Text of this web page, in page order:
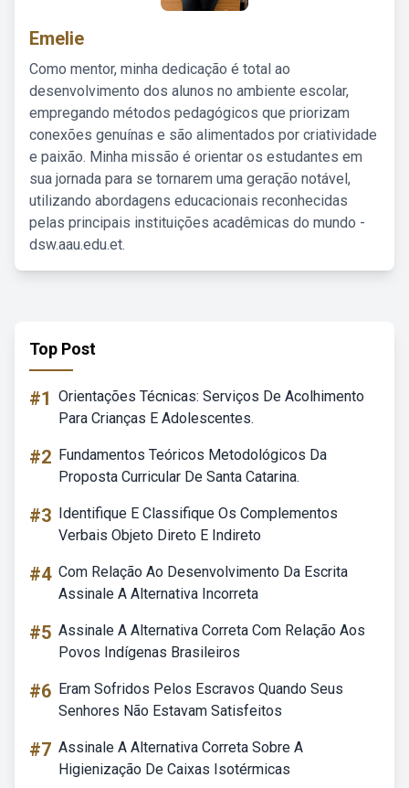
Emelie
Como mentor, minha dedicação é total ao
desenvolvimento dos alunos no ambiente escolar,
empregando métodos pedagógicos que priorizam
conexões genuínas e são alimentados por criatividade
e paixão. Minha missão é orientar os estudantes em
sua jornada para se tornarem uma geração notável,
utilizando abordagens educacionais reconhecidas
pelas principais instituições acadêmicas do mundo -
dsw.aau.edu.et.
Top Post
#1 Orientações Técnicas: Serviços De Acolhimento
Para Crianças E Adolescentes.
#2 Fundamentos Teóricos Metodológicos Da
Proposta Curricular De Santa Catarina.
#3 Identifique E Classifique Os Complementos
Verbais Objeto Direto E Indireto
#4 Com Relação Ao Desenvolvimento Da Escrita
Assinale A Alternativa Incorreta
#5 Assinale A Alternativa Correta Com Relação Aos
Povos Indígenas Brasileiros
#6 Eram Sofridos Pelos Escravos Quando Seus
Senhores Não Estavam Satisfeitos
#7 Assinale A Alternativa Correta Sobre A
Higienização De Caixas Isotérmicas